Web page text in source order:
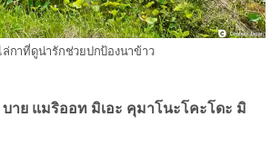
กาที่ดูน่ารักช่วยปกป้องนาข้าว
าย แมริออท มิเอะ คุมาโนะโคะโดะ มิ